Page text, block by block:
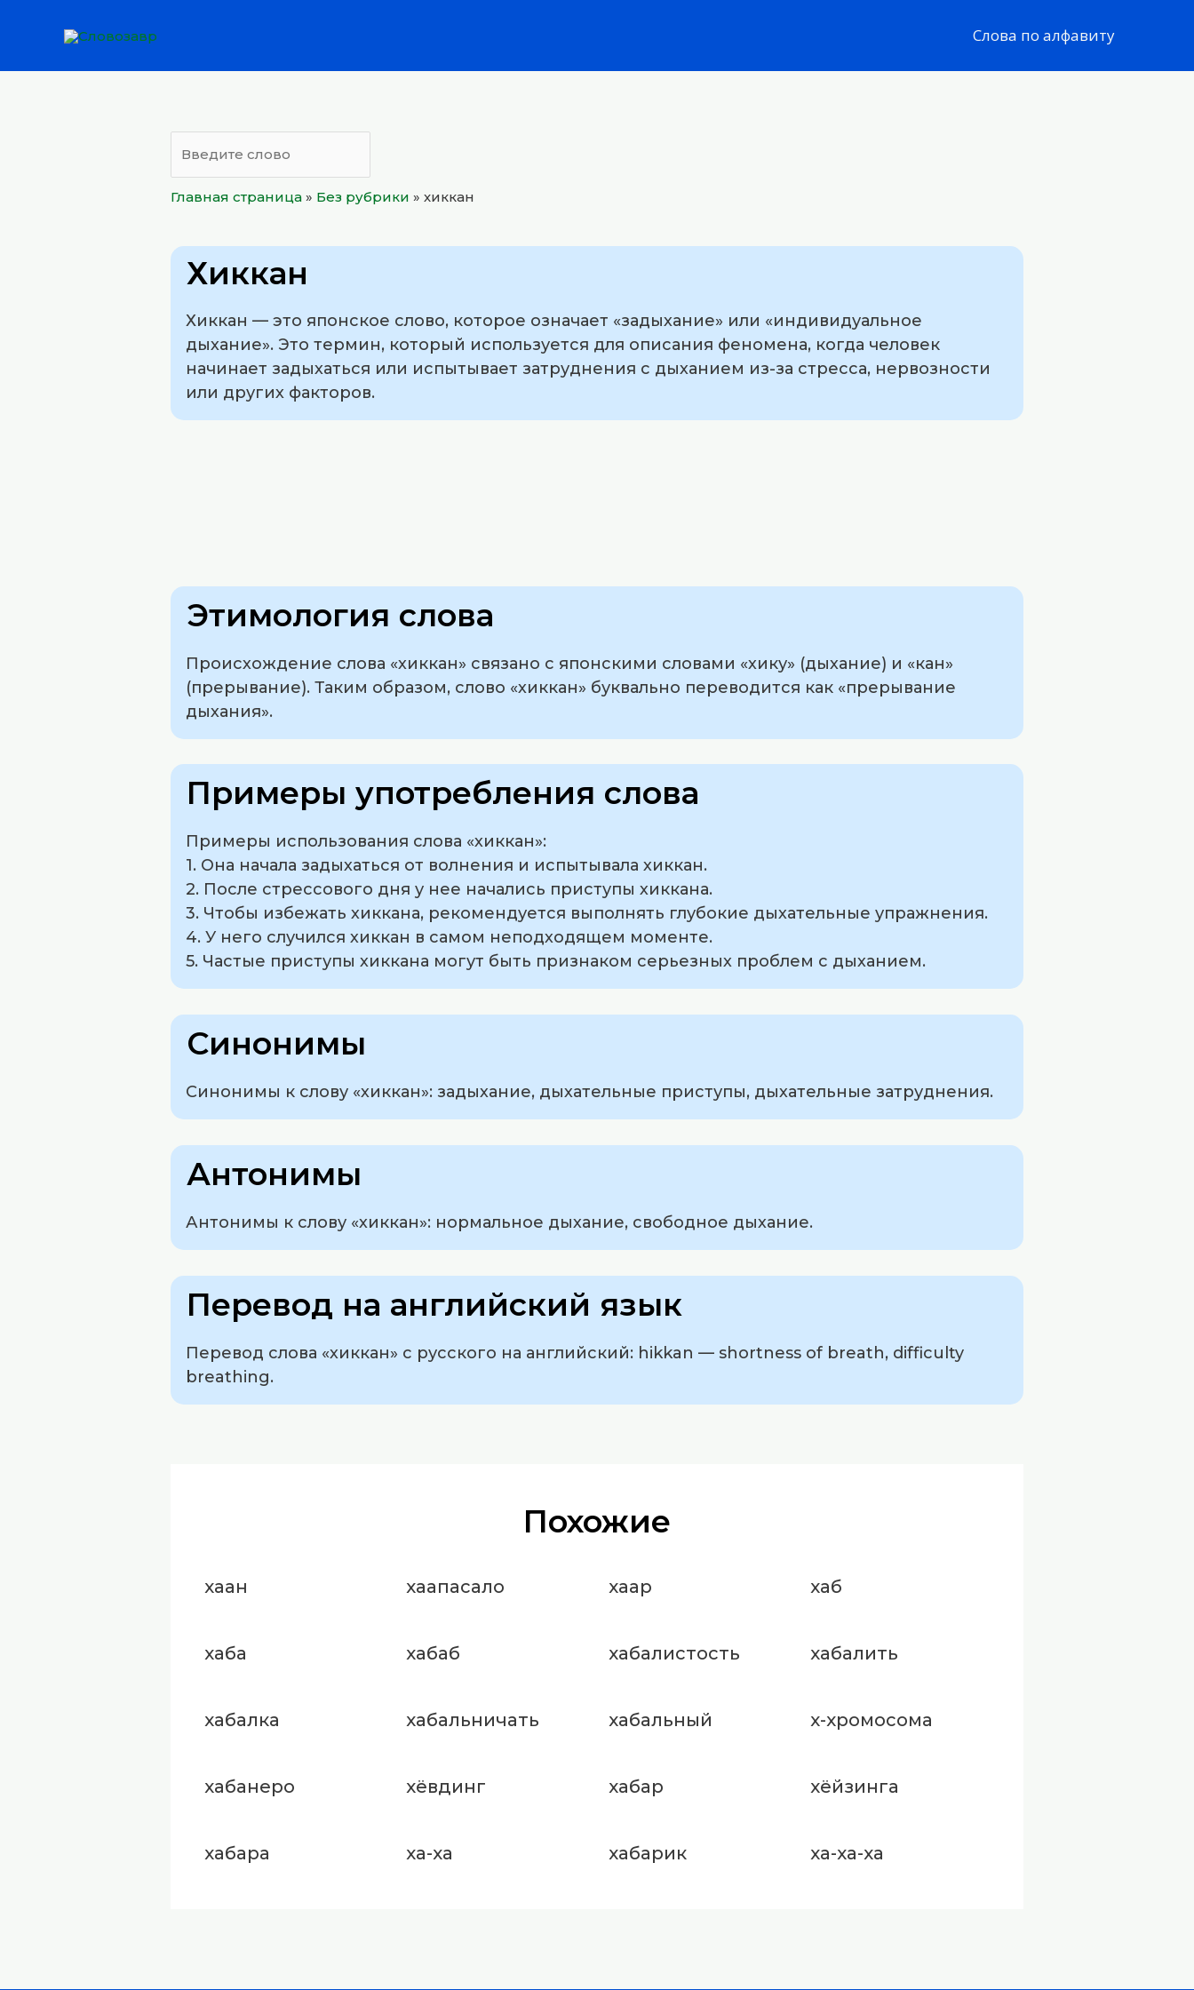
Слова по алфавиту
Главная страница » Без рубрики » хиккан
Хиккан
Хиккан — это японское слово, которое означает «задыхание» или «индивидуальное
дыхание». Это термин, который используется для описания феномена, когда человек
начинает задыхаться или испытывает затруднения с дыханием из-за стресса, нервозности
или других факторов.
Этимология слова
Происхождение слова «хиккан» связано с японскими словами «хику» (дыхание) и «кан»
(прерывание). Таким образом, слово «хиккан» буквально переводится как «прерывание
дыхания».
Примеры употребления слова
Примеры использования слова «хиккан»:
1. Она начала задыхаться от волнения и испытывала хиккан.
2. После стрессового дня у нее начались приступы хиккана.
3. Чтобы избежать хиккана, рекомендуется выполнять глубокие дыхательные упражнения.
4. У него случился хиккан в самом неподходящем моменте.
5. Частые приступы хиккана могут быть признаком серьезных проблем с дыханием.
Синонимы
Синонимы к слову «хиккан»: задыхание, дыхательные приступы, дыхательные затруднения.
Антонимы
Антонимы к слову «хиккан»: нормальное дыхание, свободное дыхание.
Перевод на английский язык
Перевод слова «хиккан» с русского на английский: hikkan — shortness of breath, difficulty
breathing.
Похожие
хаан хаапасало хаар хаб
хаба хабаб хабалистость хабалить
хабалка хабальничать хабальный х-хромосома
хабанеро хёвдинг хабар хёйзинга
хабара ха-ха хабарик ха-ха-ха